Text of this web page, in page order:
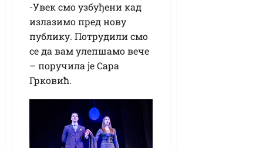
-Увек смо узбуђени кад
излазимо пред нову
публику. Потрудили смо
се да вам улепшамо вече
– поручила је Сара
Грковић.